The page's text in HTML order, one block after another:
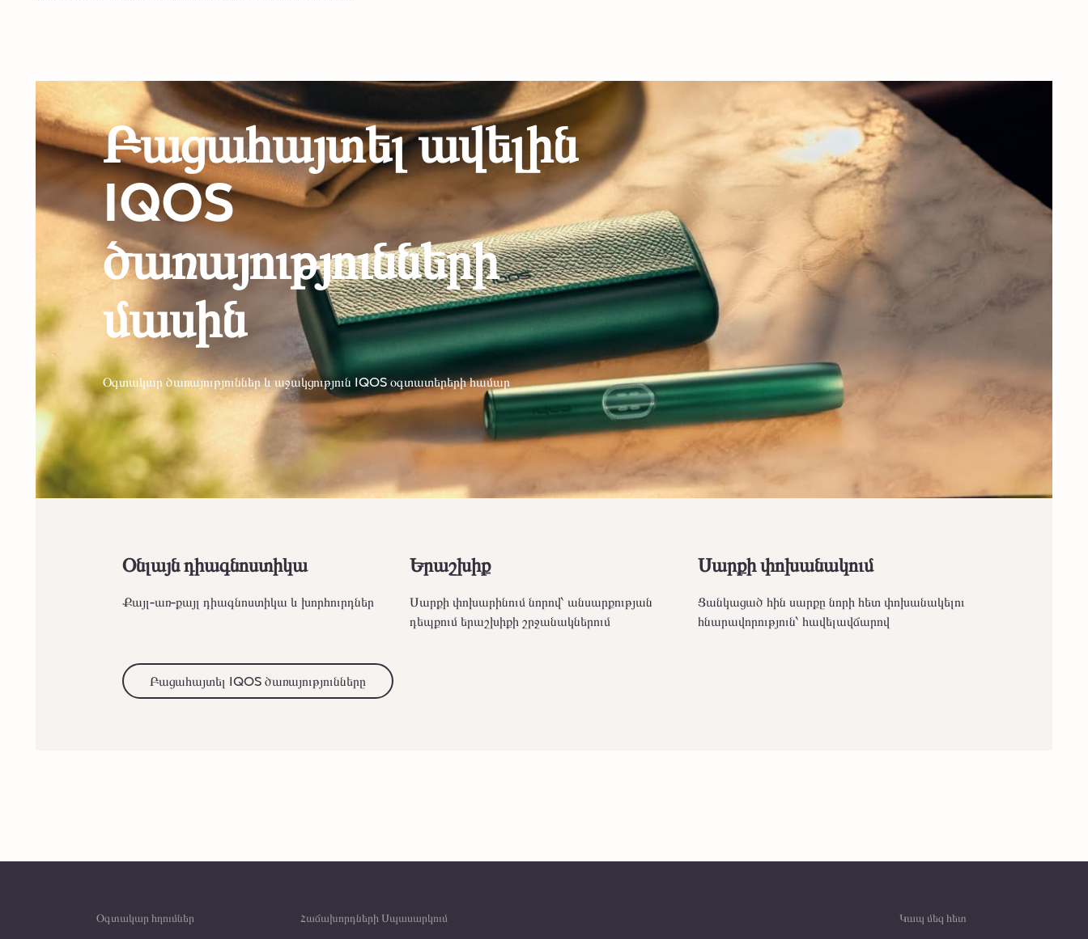
Բացահայտել ավելին
IQOS
ծառայությունների
մասին
Օգտակար ծառայություններ և աջակցություն IQOS օգտատերերի համար
Օնլայն դիագնոստիկա
Քայլ-առ-քայլ դիագնոստիկա և խորհուրդներ
Երաշխիք
Սարքի փոխարինում նորով՝ անսարքության
դեպքում երաշխիքի շրջանակներում
Սարքի փոխանակում
Ցանկացած հին սարքը նորի հետ փոխանակելու
հնարավորություն՝ հավելավճարով
Բացահայտել IQOS ծառայությունները
Օգտակար հղումներ Հաճախորդների Սպասարկում Կապ մեզ հետ